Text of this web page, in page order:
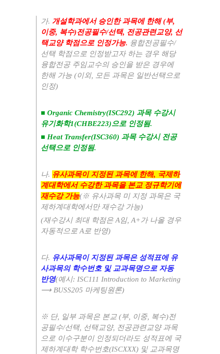
가. 개설학과에서 승인한 과목에 한해(부,
이중, 복수)전공필수/선택, 전공관련교양, 선
택교양 학점으로 인정가능. 융합전공필수/
선택 학점으로 인정받고자 하는 경우 해당
융합전공 주임교수의 승인을 받은 경우에
한해 가능 (이외, 모든 과목은 일반선택으로
인정)
■ Organic Chemistry(ISC292) 과목 수강시
유기화학1(CHBE223)으로 인정됨.
■ Heat Transfer(ISC360) 과목 수강시 전공
선택으로 인정됨.
나. 유사과목이 지정된 과목에 한해, 국제하
계대학에서 수강한 과목을 본교 정규학기에
재수강 가능(※ 유사과목 미 지정 과목은 국
제하계대학에서만 재수강 가능)
(재수강시 최대 학점은A임, A+가 나올 경우
자동적으로A로 반영)
다. 유사과목이 지정된 과목은 성적표에 유
사과목의 학수번호 및 교과목명으로 자동
반영(예시: ISC111 Introduction to Marketing
⟶ BUSS205 마케팅원론)
※ 단, 일부 과목은 본교 (부, 이중, 복수)전
공필수/선택, 선택교양, 전공관련교양 과목
으로 이수구분이 인정되더라도 성적표에 국
제하계대학 학수번호(ISCXXX) 및 교과목명